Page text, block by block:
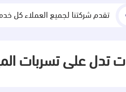
تقدم شركتنا لجميع العملاء كل
تدل على تسربات